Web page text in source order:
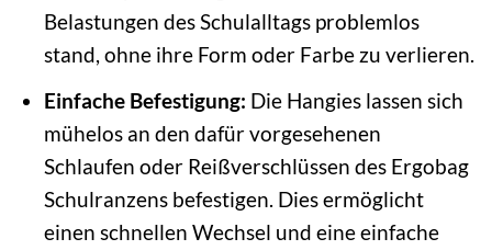
Belastungen des Schulalltags problemlos
stand, ohne ihre Form oder Farbe zu verlieren.
Einfache Befestigung: Die Hangies lassen sich
mühelos an den dafür vorgesehenen
Schlaufen oder Reißverschlüssen des Ergobag
Schulranzens befestigen. Dies ermöglicht
einen schnellen Wechsel und eine einfache